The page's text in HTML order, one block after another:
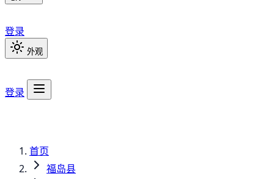
登录
外观
登录
首页
福岛县